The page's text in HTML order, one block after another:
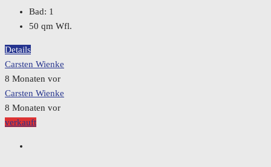
Bad: 1
50 qm Wfl.
Details
Carsten Wienke
8 Monaten vor
Carsten Wienke
8 Monaten vor
verkauft